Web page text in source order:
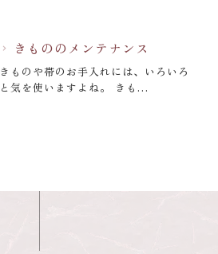
chevron_right きもののメンテナンス
きものや帯のお手入れには、いろいろ
と気を使いますよね。 きも…